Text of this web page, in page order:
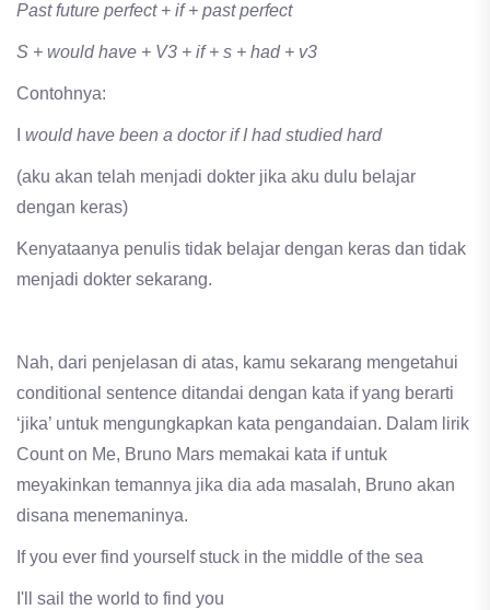
Past future perfect + if + past perfect
S + would have + V3 + if + s + had + v3
Contohnya:
would have been a doctor if I had studied hard
(aku akan telah menjadi dokter jika aku dulu belajar
dengan keras)
Kenyataanya penulis tidak belajar dengan keras dan tidak
menjadi dokter sekarang.
Nah, dari penjelasan di atas, kamu sekarang mengetahui
conditional sentence ditandai dengan kata if yang berarti
‘jika’ untuk mengungkapkan kata pengandaian. Dalam lirik
Count on Me, Bruno Mars memakai kata if untuk
meyakinkan temannya jika dia ada masalah, Bruno akan
disana menemaninya.
If you ever find yourself stuck in the middle of the sea
I'll sail the world to find you